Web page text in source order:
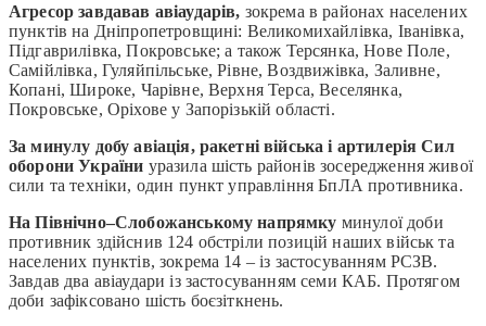
Агресор завдавав авіаударів, зокрема в районах населених
пунктів на Дніпропетровщині: Великомихайлівка, Іванівка,
Підгаврилівка, Покровське; а також Терсянка, Нове Поле,
Самійлівка, Гуляйпільське, Рівне, Воздвижівка, Заливне,
Копані, Широке, Чарівне, Верхня Терса, Веселянка,
Покровське, Оріхове у Запорізькій області.
За минулу добу авіація, ракетні війська і артилерія Сил
оборони України уразила шість районів зосередження живої
сили та техніки, один пункт управління БпЛА противника.
На Північно–Слобожанському напрямку минулої доби
противник здійснив 124 обстріли позицій наших військ та
населених пунктів, зокрема 14 – із застосуванням РСЗВ.
Завдав два авіаудари із застосуванням семи КАБ. Протягом
доби зафіксовано шість боєзіткнень.